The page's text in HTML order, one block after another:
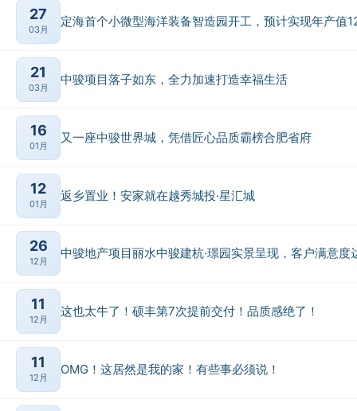
27
03月
定海首个小微型海洋装备智造园开工，预计实现年产值
21
03月
中骏项目落子如东，全力加速打造幸福生活
16
01月
又一座中骏世界城，凭借匠心品质霸榜合肥省府
12
01月
返乡置业！安家就在越秀城投·星汇城
26
12月
中骏地产项目丽水中骏建杭·璟园实景呈现，客户满意度
11
12月
这也太牛了！硕丰第7次提前交付！品质感绝了！
11
12月
OMG！这居然是我的家！有些事必须说！